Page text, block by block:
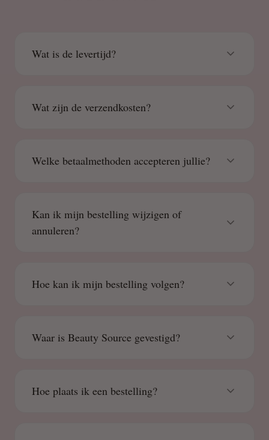
Wat is de levertijd?
Wat zijn de verzendkosten?
Welke betaalmethoden accepteren jullie?
Kan ik mijn bestelling wijzigen of
annuleren?
Hoe kan ik mijn bestelling volgen?
Waar is Beauty Source gevestigd?
Hoe plaats ik een bestelling?